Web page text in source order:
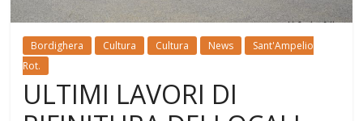
Bordighera Cultura Cultura News
Sant'Ampelio
Rot.
ULTIMI LAVORI DI